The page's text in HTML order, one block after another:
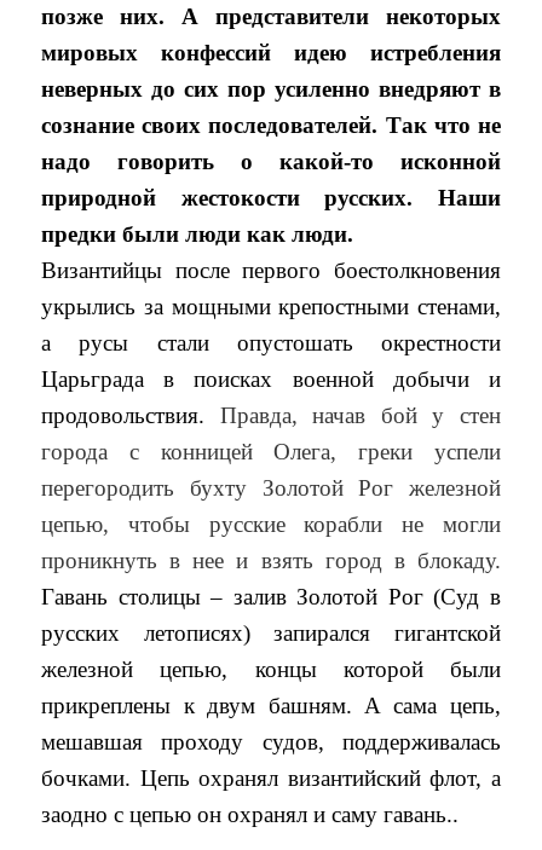
позже них. А представители некоторых
мировых конфессий идею истребления
неверных до сих пор усиленно внедряют в
сознание своих последователей. Так что не
надо говорить о какой-то исконной
природной жестокости русских. Наши
предки были люди как люди.
Византийцы после первого боестолкновения
укрылись за мощными крепостными стенами,
а русы стали опустошать окрестности
Царьграда в поисках военной добычи и
продовольствия. Правда, начав бой у стен
города с конницей Олега, греки успели
перегородить бухту Золотой Рог железной
цепью, чтобы русские корабли не могли
проникнуть в нее и взять город в блокаду.
Гавань столицы – залив Золотой Рог (Суд в
русских летописях) запирался гигантской
железной цепью, концы которой были
прикреплены к двум башням. А сама цепь,
мешавшая проходу судов, поддерживалась
бочками. Цепь охранял византийский флот, а
заодно с цепью он охранял и саму гавань..